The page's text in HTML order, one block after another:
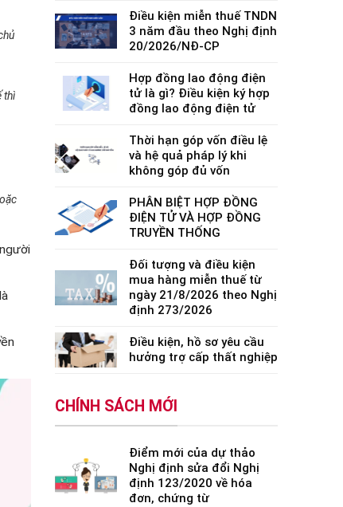
thì
Điều kiện miễn thuế TNDN
3 năm đầu theo Nghị định
20/2026/NĐ-CP
Hợp đồng lao động điện
tử là gì? Điều kiện ký hợp
đồng lao động điện tử
Thời hạn góp vốn điều lệ
và hệ quả pháp lý khi
không góp đủ vốn
PHÂN BIỆT HỢP ĐỒNG
ĐIỆN TỬ VÀ HỢP ĐỒNG
TRUYỀN THỐNG
Đối tượng và điều kiện
mua hàng miễn thuế từ
ngày 21/8/2026 theo Nghị
định 273/2026
Điều kiện, hồ sơ yêu cầu
hưởng trợ cấp thất nghiệp
CHÍNH SÁCH MỚI
Điểm mới của dự thảo
Nghị định sửa đổi Nghị
định 123/2020 về hóa
đơn, chứng từ